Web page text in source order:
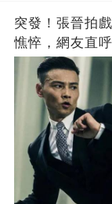
突發！張晉拍
憔悴，網友直